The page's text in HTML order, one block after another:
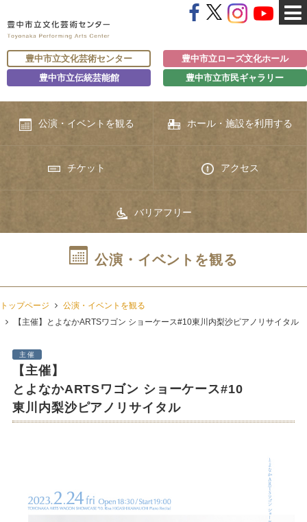
豊中市立文化芸術センター
豊中市立ローズ文化ホール
豊中市立伝統芸能館
豊中市立市民ギャラリー
公演・イベントを観る ホール・施設を利用する
チケット アクセス
バリアフリー
公演・イベントを観る
トップページ
公演・イベントを観る
【主催】とよなかARTSワゴン ショーケース#10東川内梨沙ピアノリサイタル
主催
【主催】
とよなかARTSワゴン ショーケース#10
東川内梨沙ピアノリサイタル